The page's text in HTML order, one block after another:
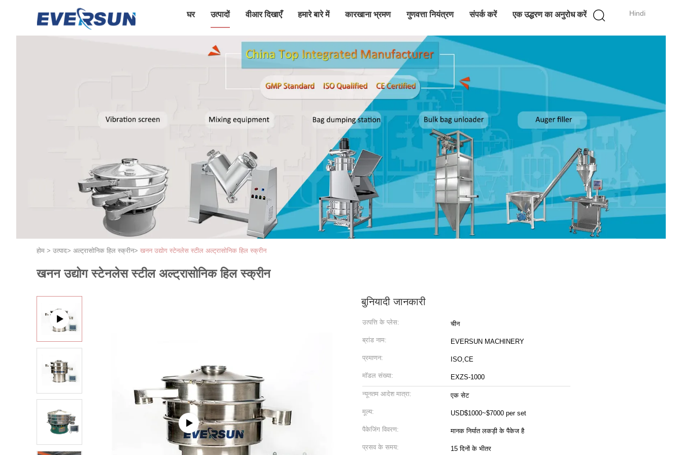
Hindi
घर उत्पादों वीआर दिखाएँ हमारे बारे में कारखाना भ्रमण गुणवत्ता नियंत्रण संपर्क करें एक उद्धरण का अनुरोध करें
होम > उत्पाद> अल्ट्रासोनिक हिल स्क्रीन> खनन उद्योग स्टेनलेस स्टील अल्ट्रासोनिक हिल स्क्रीन
खनन उद्योग स्टेनलेस स्टील अल्ट्रासोनिक हिल स्क्रीन
बुनियादी जानकारी
उत्पत्ति के प्लेस: चीन
ब्रांड नाम: EVERSUN MACHINERY
प्रमाणन: ISO,CE
मॉडल संख्या: EXZS-1000
न्यूनतम आदेश मात्रा: एक सेट
मूल्य: USD$1000~$7000 per set
पैकेजिंग विवरण: मानक निर्यात लकड़ी के पैकेज है
प्रसव के समय: 15 दिनों के भीतर